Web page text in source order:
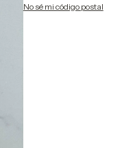
No sé mi código postal